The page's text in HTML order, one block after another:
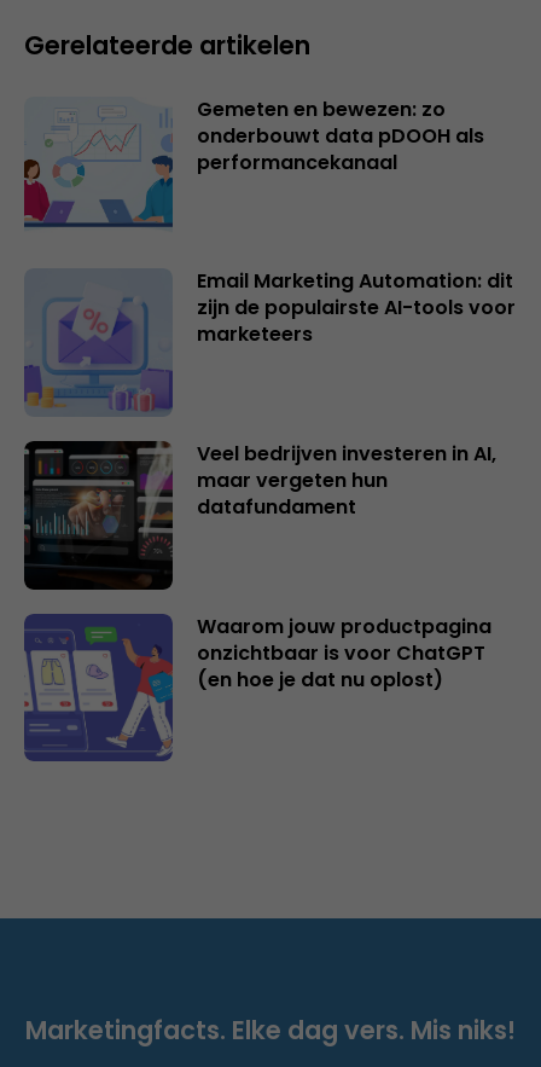
Gerelateerde artikelen
Gemeten en bewezen: zo
onderbouwt data pDOOH als
performancekanaal
Email Marketing Automation: dit
zijn de populairste AI-tools voor
marketeers
Veel bedrijven investeren in AI,
maar vergeten hun
datafundament
Waarom jouw productpagina
onzichtbaar is voor ChatGPT
(en hoe je dat nu oplost)
Marketingfacts. Elke dag vers. Mis niks!